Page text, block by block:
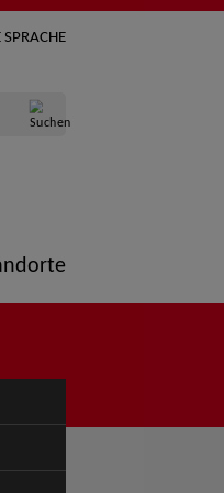
SPRACHE